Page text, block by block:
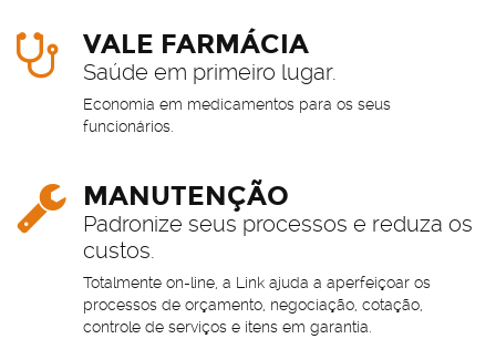
VALE FARMÁCIA
Saúde em primeiro lugar.
Economia em medicamentos para os seus
funcionários.
MANUTENÇÃO
Padronize seus processos e reduza os
custos.
Totalmente on-line, a Link ajuda a aperfeiçoar os
processos de orçamento, negociação, cotação,
controle de serviços e itens em garantia.